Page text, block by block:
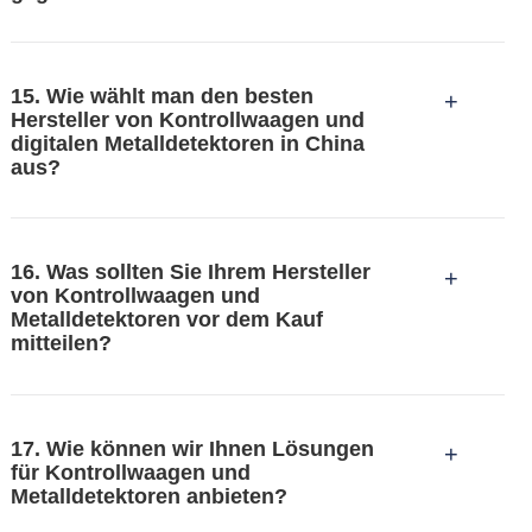
15. Wie wählt man den besten
Hersteller von Kontrollwaagen und
digitalen Metalldetektoren in China
aus?
+
16. Was sollten Sie Ihrem Hersteller
von Kontrollwaagen und
Metalldetektoren vor dem Kauf
mitteilen?
+
usw.
Zweitens müssen Sie Ihre konkreten
17. Wie können wir Ihnen Lösungen
für Kontrollwaagen und
Metalldetektoren anbieten?
+